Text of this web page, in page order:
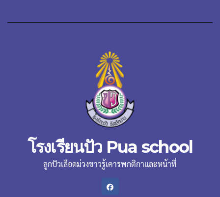
โรงเรียนปัว Pua school
ลูกปัวเลือดม่วงขาวรู้เคารพกติกาและหน้าที่